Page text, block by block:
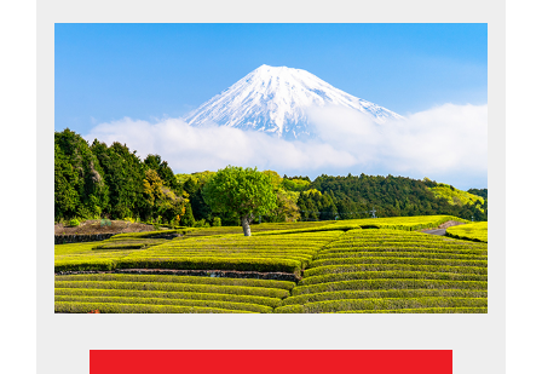
年には静岡市の、親目線に立った子育て支援が高い評価
を受け、「共働き 子育てしやすい街（地方都市編）」で
1位に。静岡県の二大都市、静岡市と浜松市での暮らしを
考える際に役立つ、さまざまな移住情報を掲載していま
す。